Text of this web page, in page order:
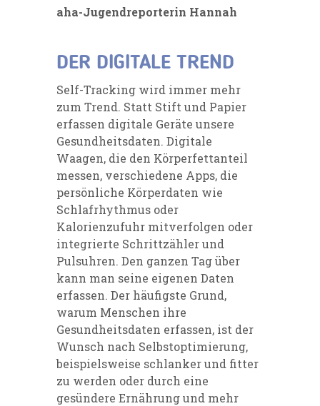
aha-Jugendreporterin Hannah
DER DIGITALE TREND
Self-Tracking wird immer mehr
zum Trend. Statt Stift und Papier
erfassen digitale Geräte unsere
Gesundheitsdaten. Digitale
Waagen, die den Körperfettanteil
messen, verschiedene Apps, die
persönliche Körperdaten wie
Schlafrhythmus oder
Kalorienzufuhr mitverfolgen oder
integrierte Schrittzähler und
Pulsuhren. Den ganzen Tag über
kann man seine eigenen Daten
erfassen. Der häufigste Grund,
warum Menschen ihre
Gesundheitsdaten erfassen, ist der
Wunsch nach Selbstoptimierung,
beispielsweise schlanker und fitter
zu werden oder durch eine
gesündere Ernährung und mehr